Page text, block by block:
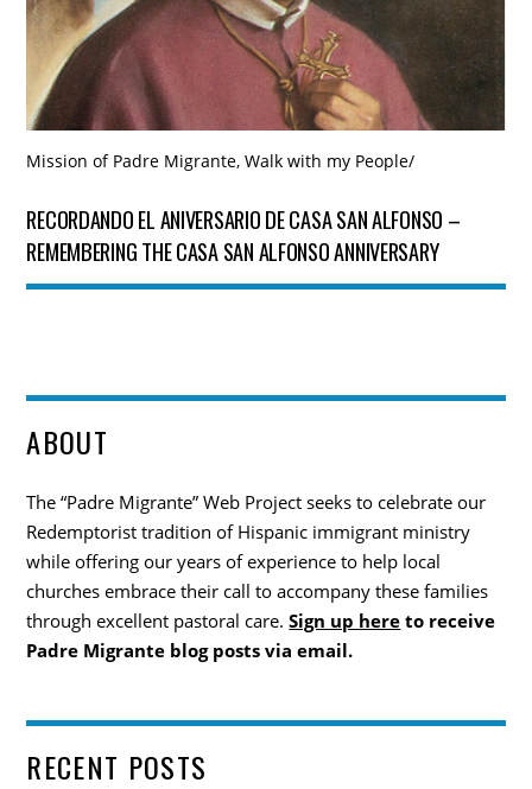
Mission of Padre Migrante,Walk with my People/
RECORDANDO EL ANIVERSARIO DE CASA SAN ALFONSO –
REMEMBERING THE CASA SAN ALFONSO ANNIVERSARY
ABOUT
The “Padre Migrante” Web Project seeks to celebrate our
Redemptorist tradition of Hispanic immigrant ministry
while offering our years of experience to help local
churches embrace their call to accompany these families
through excellent pastoral care. Sign up here to receive
Padre Migrante blog posts via email.
RECENT POSTS